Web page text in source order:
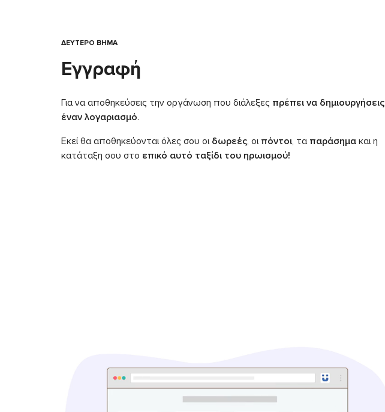
ΔΕΥΤΕΡΟ ΒΗΜΑ
Εγγραφή
Για να αποθηκεύσεις την οργάνωση που διάλεξες πρέπει να δημιουργήσεις
έναν λογαριασμό.
Εκεί θα αποθηκεύονται όλες σου οι δωρεές, οι πόντοι, τα παράσημα και η
κατάταξη σου στο επικό αυτό ταξίδι του ηρωισμού!